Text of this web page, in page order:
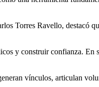
Torres Ravello, destacó
y construir confianza.
vínculos, articulan